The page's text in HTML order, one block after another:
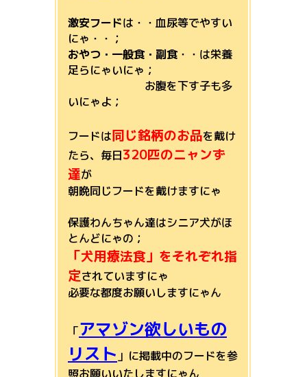
激安フードは・・血尿等でやすい
にゃ・・；
おやつ・一般食・副食・・は栄養
足らにゃいにゃ；
お腹を下す子も多
いにゃよ；
フードは同じ銘柄のお品を戴け
たら、毎日320匹のニャンず
達が
朝晩同じフードを戴けますにゃ
保護わんちゃん達はシニア犬がほ
とんどにゃの；
「犬用療法食」をそれぞれ指
定されていますにゃ
必要な都度お願いしますにゃん
「アマゾン欲しいもの
リスト 」に掲載中のフードを参
照お願いいたしますにゃん